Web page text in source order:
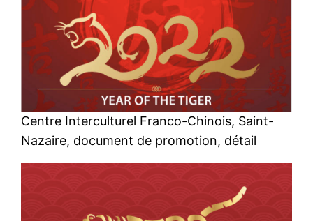
Centre Interculturel Franco-Chinois, Saint-
Nazaire, document de promotion, détail